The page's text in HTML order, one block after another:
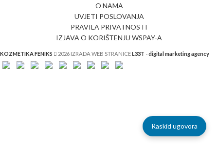
O NAMA
UVJETI POSLOVANJA
PRAVILA PRIVATNOSTI
IZJAVA O KORIŠTENJU WSPAY-A
KOZMETIKA FENIKS 2026 IZRADA WEB STRANICEL33T - digital marketing agency
Raskid ugovora